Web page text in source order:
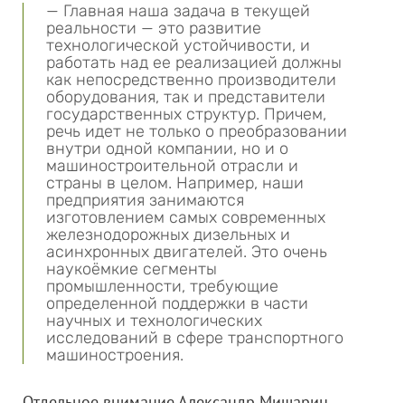
— Главная наша задача в текущей
реальности — это развитие
технологической устойчивости, и
работать над ее реализацией должны
как непосредственно производители
оборудования, так и представители
государственных структур. Причем,
речь идет не только о преобразовании
внутри одной компании, но и о
машиностроительной отрасли и
страны в целом. Например, наши
предприятия занимаются
изготовлением самых современных
железнодорожных дизельных и
асинхронных двигателей. Это очень
наукоёмкие сегменты
промышленности, требующие
определенной поддержки в части
научных и технологических
исследований в сфере транспортного
машиностроения.